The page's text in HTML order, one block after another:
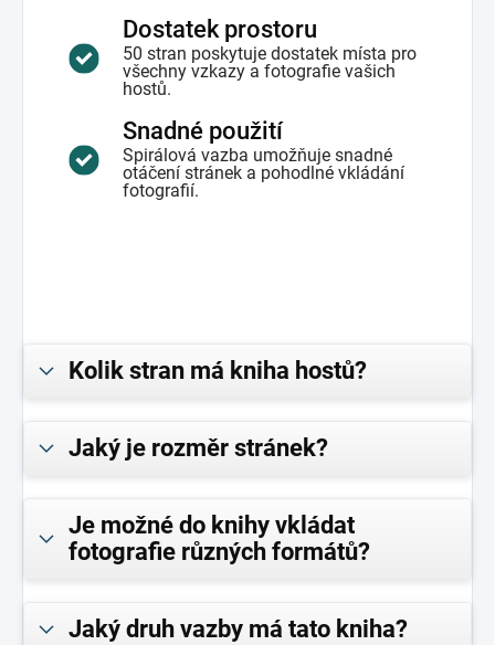
Dostatek prostoru
50 stran poskytuje dostatek místa pro
všechny vzkazy a fotografie vašich
hostů.
Snadné použití
Spirálová vazba umožňuje snadné
otáčení stránek a pohodlné vkládání
fotografií.
Kolik stran má kniha hostů?
Jaký je rozměr stránek?
Je možné do knihy vkládat
fotografie různých formátů?
Jaký druh vazby má tato kniha?